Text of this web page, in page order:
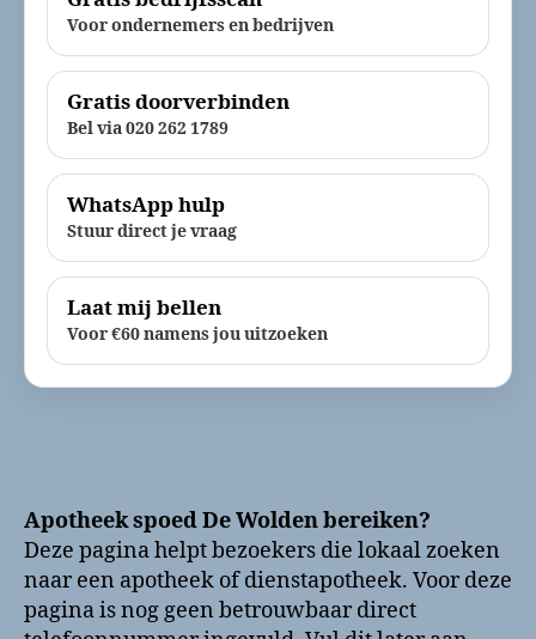
Voor ondernemers en bedrijven
Gratis doorverbinden
Bel via 020 262 1789
WhatsApp hulp
Stuur direct je vraag
Laat mij bellen
Voor €60 namens jou uitzoeken
Apotheek spoed De Wolden bereiken?
Deze pagina helpt bezoekers die lokaal zoeken
naar een apotheek of dienstapotheek. Voor deze
pagina is nog geen betrouwbaar direct